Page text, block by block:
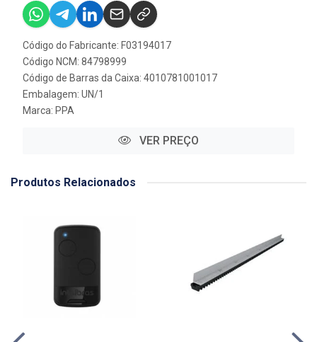
Código do Fabricante: F03194017
Código NCM: 84798999
Código de Barras da Caixa: 4010781001017
Embalagem: UN/1
Marca: PPA
VER PREÇO
Produtos Relacionados